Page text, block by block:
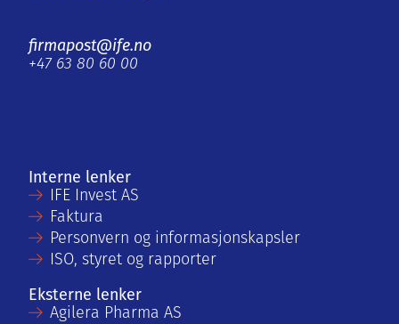
firmapost@ife.no
+47 63 80 60 00
Interne lenker
IFE Invest AS
Faktura
Personvern og informasjonskapsler
ISO, styret og rapporter
Eksterne lenker
Agilera Pharma AS